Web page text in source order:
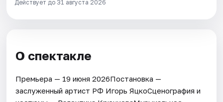
Действует до 31 августа 2026
О спектакле
Премьера — 19 июня 2026Постановка —
заслуженный артист РФ Игорь ЯцкоСценография и